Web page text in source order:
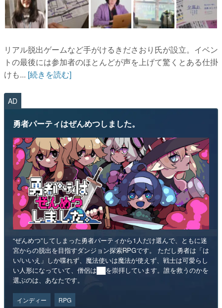
リアル脱出ゲームなど手がけるきださおり氏が設立。イベン
トの最後には参加者のほとんどが声を上げて驚くとある仕掛
けも... [続きを読む]
AD
勇者パーティはぜんめつしました。
“ぜんめつ”してしまった勇者パーティから1人だけ選んで、ともに迷
宮からの脱出を目指すダンジョン探索RPGです。 ただし勇者は「は
い/いいえ」しか喋れず、魔法使いは魔法が使えず、戦士は可愛らし
い人形になっていて、僧侶は██を崇拝しています。誰を救うのかを
選ぶのは、あなたです。
インディー RPG